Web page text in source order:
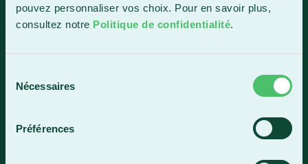
pouvez personnaliser vos choix. Pour en savoir plus,
consultez notre Politique de confidentialité.
Nécessaires
Préférences
Horaire de la réception
Lundi-vendredi : 7 h 30 à 15 h 30
4409, rue Dollard